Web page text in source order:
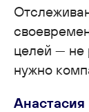
целей — не
нужно